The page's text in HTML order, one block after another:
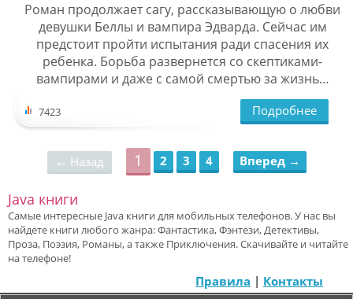
Роман продолжает сагу, рассказывающую о любви
девушки Беллы и вампира Эдварда. Сейчас им
предстоит пройти испытания ради спасения их
ребенка. Борьба развернется со скептиками-
вампирами и даже с самой смертью за жизнь…
7423 Подробнее
← Назад 1 2 3 4 Вперед →
Java книги
Самые интересные Java книги для мобильных телефонов. У нас вы
найдете книги любого жанра: Фантастика, Фэнтези, Детективы,
Проза, Поэзия, Романы, а также Приключения. Скачивайте и читайте
на телефоне!
Правила | Контакты